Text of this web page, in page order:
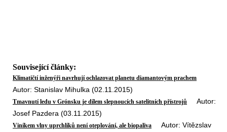
Související články:
Klimatičtí inženýři navrhují ochlazovat planetu diamantovým prachem
Autor: Stanislav Mihulka (02.11.2015)
Tmavnutí ledu v Grónsku je dílem slepnoucích satelitních přístrojů Autor:
Josef Pazdera (03.11.2015)
Viníkem vlny uprchlíků není oteplování, ale biopaliva Autor: Vítězslav